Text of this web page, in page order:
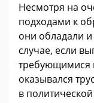
Несмотря на
подходами к
они обладали
случае, если
требующимися
оказывался
в